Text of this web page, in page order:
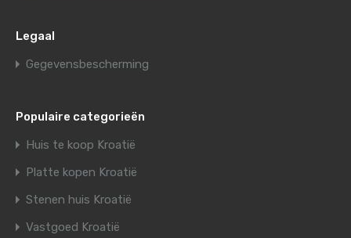
Legaal
Gegevensbescherming
Populaire categorieën
Huis te koop Kroatië
Platte kopen Kroatië
Stenen huis Kroatië
Vastgoed Kroatië